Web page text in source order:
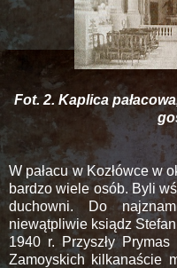
Fot. 2. Kaplica
W pałacu w Kozłówce w
bardzo wiele osób. Byli
duchowni. Do
niewątpliwie ksiądz
1940 r. Przyszły
Zamoyskich kilkanaście